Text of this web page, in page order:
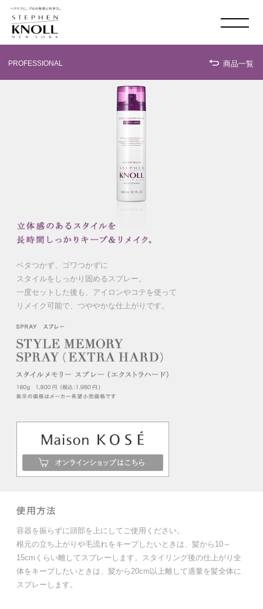
MADISON AVE. & 58 TH
ONLINE SHOP
PROFESSIONAL 商品一覧
ベタつかず、ゴワつかずに
スタイルをしっかり固めるスプレー。
一度セットした後も、アイロンやコテを使って
リメイク可能で、つややかな仕上がりです。
容器を振らずに頭部を上にしてご使用ください。
根元の立ち上がりや毛流れをキープしたいときは、髪から10～
15cmくらい離してスプレーします。スタイリング後の仕上がり全
体をキープしたいときは、髪から20cm以上離して適量を髪全体に
スプレーします。